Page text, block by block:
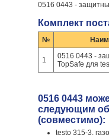
0516 0443 -
Комплект
№
1
0516 0443 -
TopSafe для
0516 0443
следующим
(совместимо):
testo 315-3,